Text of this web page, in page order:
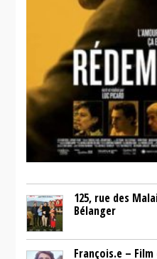
125, rue des
Bélanger
François.e –